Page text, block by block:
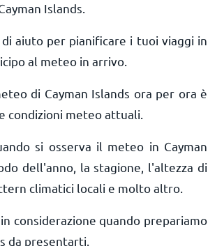
Islands.
aiuto per pianificare i tuoi viaggi in
al meteo in arrivo.
di Cayman Islands ora per ora è
condizioni meteo attuali.
si osserva il meteo in Cayman
dell'anno, la stagione, l'altezza di
climatici locali e molto altro.
considerazione quando prepariamo
da presentarti.